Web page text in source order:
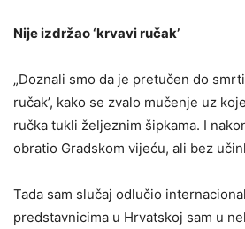
Nije izdržao ‘krvavi ručak’
„Doznali smo da je pretučen do
ručak’, kako se zvalo mučenje uz
ručka tukli željeznim šipkama. I
obratio Gradskom vijeću, ali bez
Tada sam slučaj odlučio
predstavnicima u Hrvatskoj sam u